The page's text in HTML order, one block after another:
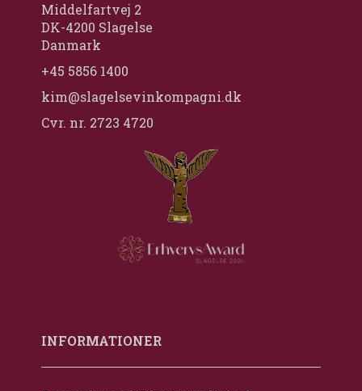
Middelfartvej 2
DK-4200 Slagelse
Danmark
+45 5856 1400
kim@slagelsevinkompagni.dk
Cvr. nr. 2723 4720
INFORMATIONER